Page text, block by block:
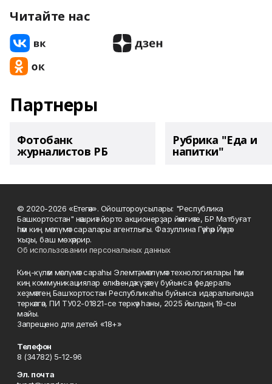
Читайте нас
Партнеры
Фотобанк
журналистов РБ
Рубрика "Еда и
напитки"
© 2020-2026 «Етегән». Ойоштороусылары: "Республика
Башкортостан" нәшриәт йорто акционерҙар йәмғиәте, БР Матбуғат
һәм киң мәғлүмәт саралары агентлығы. Фазуллина Гәүһәр Йәүҙәт
ҡыҙы, баш мөхәррир.
Об использовании персональных данных
Киң-күләм мәғлүмәт сараһы Элемтә, мәғлүмәт технологиялары һәм
киң коммуникациялар өлкәһендә күҙәтеү буйынса федераль
хеҙмәттең Башҡортостан Республикаһы буйынса идаралығында
теркәлгән, ПИ ТУ02-01821-се теркәү һаны, 2025 йылдың 19-сы
майы.
Запрещено для детей «18+»
Телефон
8 (34782) 5-12-96
Эл. почта